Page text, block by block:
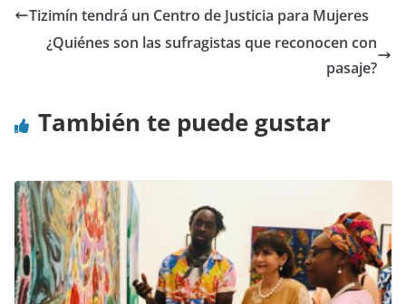
Tizimín tendrá un Centro de Justicia para Mujeres
¿Quiénes son las sufragistas que reconocen con
pasaje?
También te puede gustar